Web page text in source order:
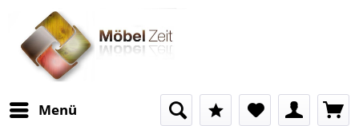
Menü